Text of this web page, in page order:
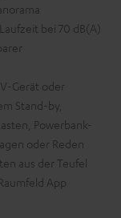
bei 70 dB(A)
Gerät oder
Stand-by,
Powerbank-
oder Reden
aus der Teufel
App